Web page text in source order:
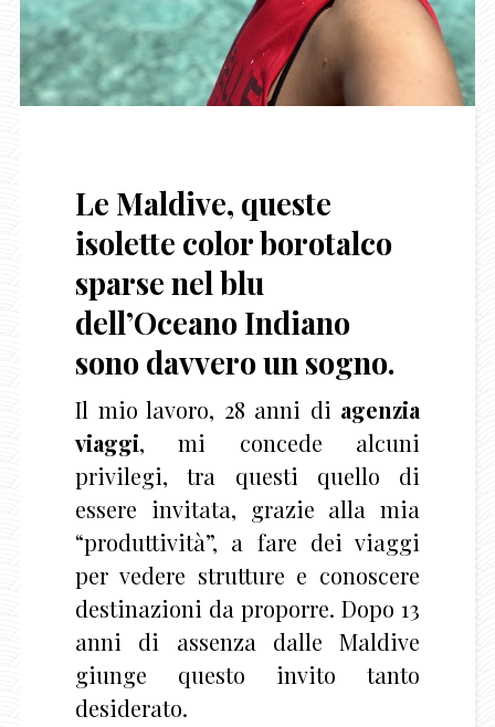
Le Maldive, queste
isolette color borotalco
sparse nel blu
dell’Oceano Indiano
sono davvero un sogno.
Il mio lavoro, 28 anni di agenzia
viaggi, mi concede alcuni
privilegi, tra questi quello di
essere invitata, grazie alla mia
“produttività”, a fare dei viaggi
per vedere strutture e conoscere
destinazioni da proporre. Dopo 13
anni di assenza dalle Maldive
giunge questo invito tanto
desiderato.